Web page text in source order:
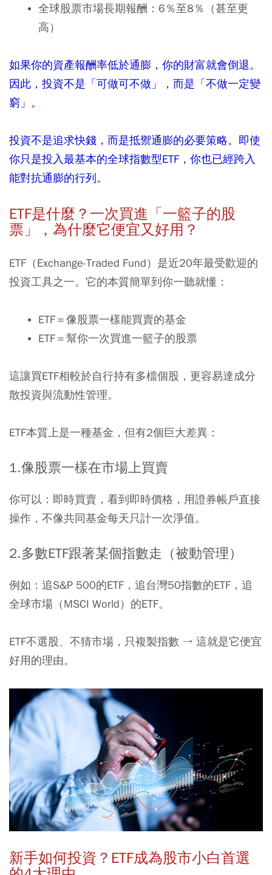
全球股票市場長期報酬：6％至8％（甚至更
高）
如果你的資產報酬率低於通膨，你的財富就會倒退。
因此，投資不是「可做可不做」，而是「不做一定變
窮」。
投資不是追求快錢，而是抵禦通膨的必要策略。即使
你只是投入最基本的全球指數型ETF ，你也已經跨入
能對抗通膨的行列。
ETF是什麼？一次買進「一籃子的股
票」，為什麼它便宜又好用？
ETF（Exchange-Traded Fund）是近20年最受歡迎的
投資工具之一。它的本質簡單到你一聽就懂：
ETF＝像股票一樣能買賣的基金
ETF＝幫你一次買進一籃子的股票
這讓買ETF相較於自行持有多檔個股，更容易達成分
散投資與流動性管理。
ETF本質上是一種基金，但有2個巨大差異：
1.像股票一樣在市場上買賣
你可以：即時買賣，看到即時價格，用證券帳戶直接
操作，不像共同基金每天只計一次淨值。
2.多數ETF跟著某個指數走（被動管理）
例如：追S&P 500的ETF，追台灣50指數的ETF，追
全球市場（MSCI World）的ETF。
ETF不選股、不猜市場，只複製指數 → 這就是它便宜
好用的理由。
新手如何投資？ ETF成為股市小白首選